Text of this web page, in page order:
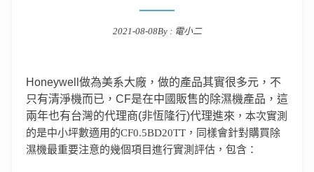
2021-08-08By : 電小二
Honeywell做為美系大廠，做的產品其實很多元，不
只有清淨機而已，CF是在中國販售的除濕機產品，這
兩年也有台灣的代理商(非恆隆行)代理進來 ，本次實測
的是中小坪數適用的CF0.5BD20TT，同樣會針對購買除
濕機最重要注意的幾個項目進行實測評估，包含：